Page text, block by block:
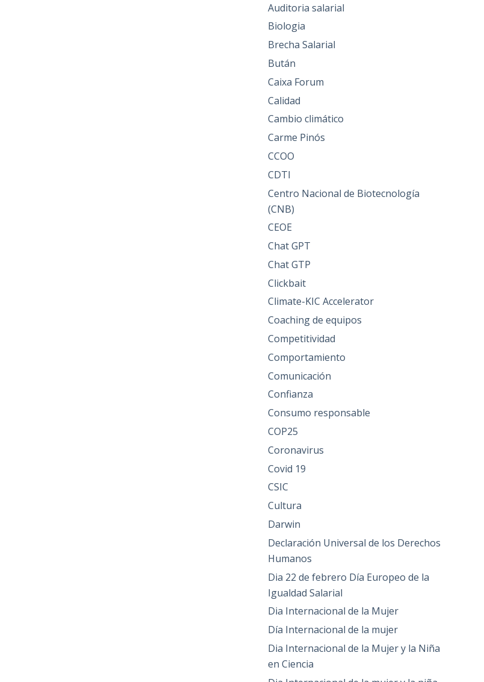
Auditoria salarial
Biologia
Brecha Salarial
Bután
Caixa Forum
Calidad
Cambio climático
Carme Pinós
CCOO
CDTI
Centro Nacional de Biotecnología
(CNB)
CEOE
Chat GPT
Chat GTP
Clickbait
Climate-KIC Accelerator
Coaching de equipos
Competitividad
Comportamiento
Comunicación
Confianza
Consumo responsable
COP25
Coronavirus
Covid 19
CSIC
Cultura
Darwin
Declaración Universal de los Derechos
Humanos
Dia 22 de febrero Día Europeo de la
Igualdad Salarial
Dia Internacional de la Mujer
Día Internacional de la mujer
Dia Internacional de la Mujer y la Niña
en Ciencia